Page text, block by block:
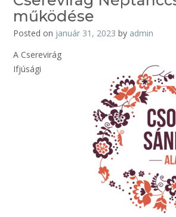
működése
Posted on január 31, 2023 by admin
A Cserevirág
Ifjúsági